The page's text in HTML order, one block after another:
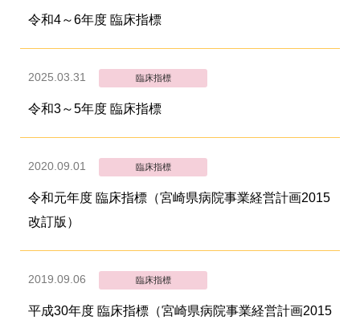
令和4～6年度 臨床指標
2025.03.31 臨床指標
令和3～5年度 臨床指標
2020.09.01 臨床指標
令和元年度 臨床指標（宮崎県病院事業経営計画2015
改訂版）
2019.09.06 臨床指標
平成30年度 臨床指標（宮崎県病院事業経営計画2015